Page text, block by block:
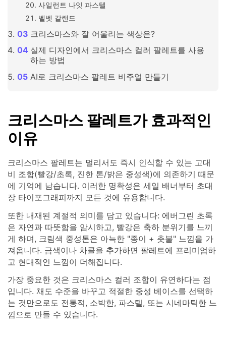
사일런트 나잇 파스텔
벨벳 갈랜드
크리스마스와 잘 어울리는 색상은?
실제 디자인에서 크리스마스 컬러 팔레트를 사용
하는 방법
AI로 크리스마스 팔레트 비주얼 만들기
크리스마스 팔레트가 효과적인
이유
크리스마스 팔레트는 멀리서도 즉시 인식할 수 있는 고대
비 조합(빨강/초록, 진한 톤/밝은 중성색)에 의존하기 때문
에 기억에 남습니다. 이러한 명확성은 세일 배너부터 초대
장 타이포그래피까지 모든 것에 유용합니다.
또한 내재된 계절적 의미를 담고 있습니다: 에버그린 초록
은 자연과 따뜻함을 암시하고, 빨강은 축하 분위기를 느끼
게 하며, 크림색 중성톤은 아늑한 "종이 + 촛불" 느낌을 가
져옵니다. 금색이나 차콜을 추가하면 팔레트에 프리미엄하
고 현대적인 느낌이 더해집니다.
가장 중요한 것은 크리스마스 컬러 조합이 유연하다는 점
입니다. 채도 수준을 바꾸고 적절한 중성 베이스를 선택하
는 것만으로도 전통적, 소박한, 파스텔, 또는 시네마틱한 느
낌으로 만들 수 있습니다.